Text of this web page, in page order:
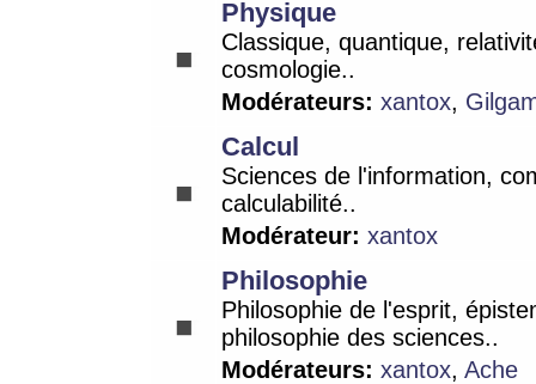
Physique
Classique, quantique,
cosmologie..
Modérateurs: xantox,
Calcul
Sciences de l'information,
calculabilité..
Modérateur: xantox
Philosophie
Philosophie de l'esprit,
philosophie des sciences..
Modérateurs: xantox, Ache